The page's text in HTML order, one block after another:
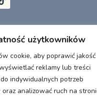
użytkowników
cookie, aby poprawić jakość
reklamy lub treści
indywidualnych potrzeb
analizować ruch na
Aleksandra Ropelewska
NIP: